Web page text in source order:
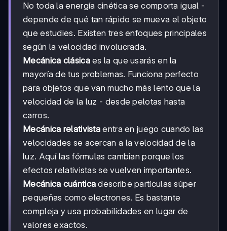
No toda la energía cinética se comporta igual -
depende de qué tan rápido se mueva el objeto
que estudies. Existen tres enfoques principales
según la velocidad involucrada.
Mecánica clásicaes la que usarás en la
mayoría de tus problemas. Funciona perfecto
para objetos que van mucho más lento que la
velocidad de la luz - desde pelotas hasta
carros.
Mecánica relativista entra en juego cuando las
velocidades se acercan a la velocidad de la
luz. Aquí las fórmulas cambian porque los
efectos relativistas se vuelven importantes.
Mecánica cuántica describe partículas súper
pequeñas como electrones. Es bastante
compleja y usa probabilidades en lugar de
valores exactos.